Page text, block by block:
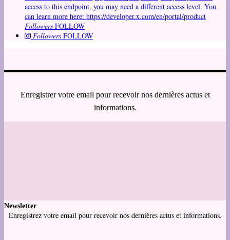
access to this endpoint, you may need a different access level. You
can learn more here: https://developer.x.com/en/portal/product
Followers FOLLOW
Followers FOLLOW
Enregistrer votre email pour recevoir nos dernières actus et
informations.
Newsletter
Enregistrez votre email pour recevoir nos dernières actus et informations.